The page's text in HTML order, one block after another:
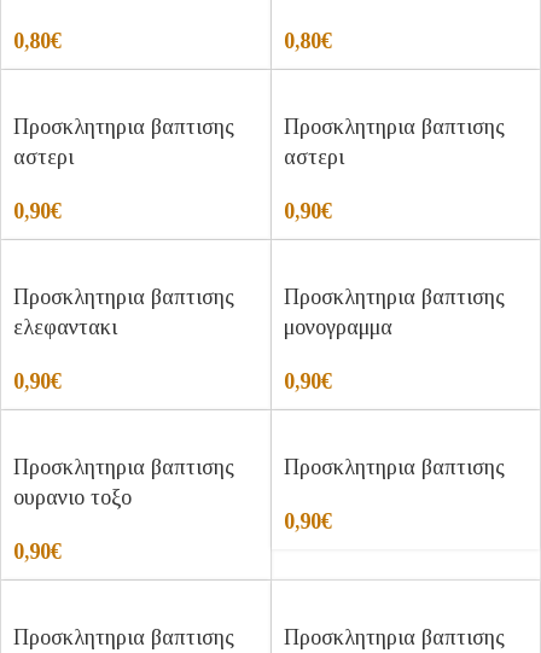
0,80€ 0,80€
Προσκλητηρια βαπτισης
αστερι
0,90€
Προσκλητηρια βαπτισης
αστερι
0,90€
Προσκλητηρια βαπτισης
ελεφαντακι
0,90€
Προσκλητηρια βαπτισης
μονογραμμα
0,90€
Προσκλητηρια βαπτισης
ουρανιο τοξο
0,90€
Προσκλητηρια βαπτισης
0,90€
Προσκλητηρια βαπτισης
Προσκλητηρια βαπτισης